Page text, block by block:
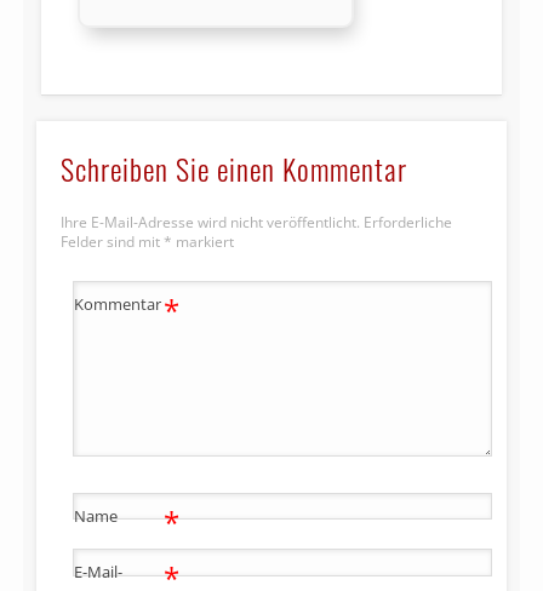
Schreiben Sie einen Kommentar
Ihre E-Mail-Adresse wird nicht veröffentlicht. Erforderliche
Felder sind mit * markiert
Kommentar*
Name *
E-Mail- *